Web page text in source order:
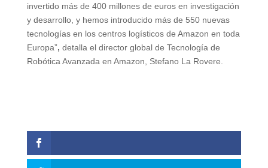
invertido más de 400 millones de euros en investigación
y desarrollo, y hemos introducido más de 550 nuevas
tecnologías en los centros logísticos de Amazon en toda
Europa”, detalla el director global de Tecnología de
Robótica Avanzada en Amazon, Stefano La Rovere.